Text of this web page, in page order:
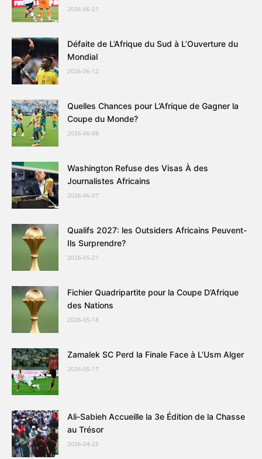
2026-06-21
Défaite de L’Afrique du Sud à L’Ouverture du
Mondial
2026-06-12
Quelles Chances pour L’Afrique de Gagner la
Coupe du Monde?
2026-06-08
Washington Refuse des Visas À des
Journalistes Africains
2026-06-07
Qualifs 2027: les Outsiders Africains Peuvent-
Ils Surprendre?
2026-05-21
Fichier Quadripartite pour la Coupe D’Afrique
des Nations
2026-05-18
Zamalek SC Perd la Finale Face à L’Usm Alger
2026-05-17
Ali-Sabieh Accueille la 3e Édition de la Chasse
au Trésor
2026-04-25